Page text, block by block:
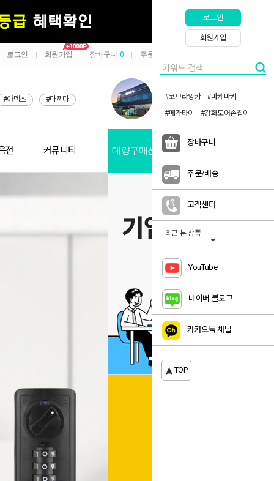
로그인 회원가입 장바구니 0 주문/배송
#아덱스 #마끼다
전 커뮤니티 대량구매신청
로그인
회원가입
#코브라앙카
#마케마키
#메가타이
#강화도어손잡이
장바구니
주문/배송
고객센터
최근 본 상품
YouTube
네이버 블로그
카카오톡 채널
TOP